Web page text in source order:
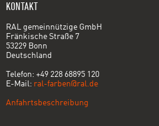
KONTAKT
RAL gemeinnützige GmbH
Fränkische Straße 7
53229 Bonn
Deutschland
Telefon: +49 228 68895 120
E-Mail: ral-farben@ral.de
Anfahrtsbeschreibung